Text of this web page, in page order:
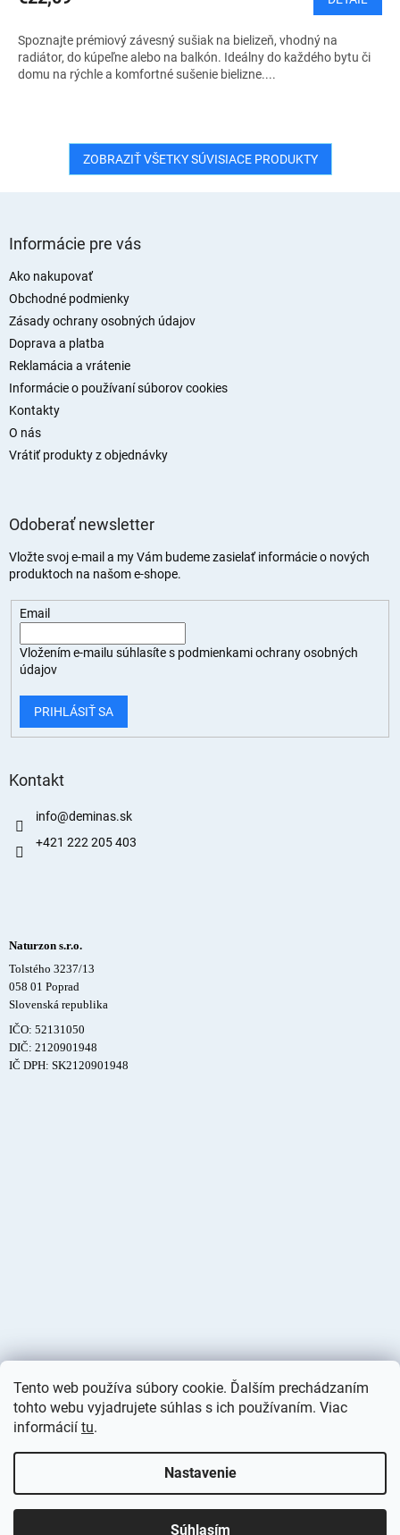
Tento web používa súbory cookie. Ďalším prechádzaním
tohto webu vyjadrujete súhlas s ich používaním. Viac
informácií tu.
Nastavenie
Súhlasím
Spoznajte prémiový závesný sušiak na bielizeň, vhodný na
radiátor, do kúpeľne alebo na balkón. Ideálny do každého bytu či
domu na rýchle a komfortné sušenie bielizne....
ZOBRAZIŤ VŠETKY SÚVISIACE PRODUKTY
Informácie pre vás
Ako nakupovať
Obchodné podmienky
Zásady ochrany osobných údajov
Doprava a platba
Reklamácia a vrátenie
Informácie o používaní súborov cookies
Kontakty
O nás
Vrátiť produkty z objednávky
Odoberať newsletter
Vložte svoj e-mail a my Vám budeme zasielať informácie o nových
produktoch na našom e-shope.
Email
Vložením e-mailu súhlasíte s podmienkami ochrany osobných
údajov
PRIHLÁSIŤ SA
Kontakt
info@deminas.sk
+421 222 205 403
Naturzon s.r.o.
Tolstého 3237/13
058 01 Poprad
Slovenská republika
IČO: 52131050
DIČ: 2120901948
IČ DPH: SK2120901948